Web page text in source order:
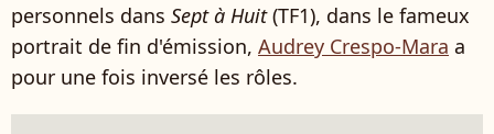
personnels dans Sept à Huit(TF1), dans le fameux
portrait de fin d'émission, Audrey Crespo-Mara a
pour une fois inversé les rôles.